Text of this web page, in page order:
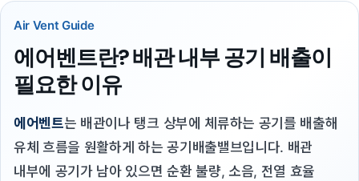
Air Vent Guide
에어벤트란? 배관 내부 공기 배출이
필요한 이유
에어벤트는 배관이나 탱크 상부에 체류하는 공기를 배출해
유체 흐름을 원활하게 하는 공기배출밸브입니다. 배관
내부에 공기가 남아 있으면 순환 불량, 소음, 전열 효율